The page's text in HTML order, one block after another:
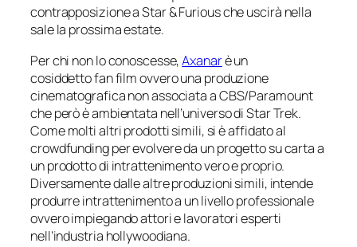
contrapposizione aStar & Furiousche uscirà nella
sale la prossima estate.
Per chi non lo conoscesse,Axanarè un
cosiddettofan filmovvero una produzione
cinematografica non associata a CBS/Paramount
che però è ambientata nell’universo di Star Trek.
Come molti altri prodotti simili, si è affidato al
crowdfunding per evolvere da un progetto su carta a
un prodotto di intrattenimento vero e proprio.
Diversamente dalle altre produzioni simili, intende
produrre intrattenimento a un livelloprofessionale
ovvero impiegando attori e lavoratori esperti
nell’industria hollywoodiana.